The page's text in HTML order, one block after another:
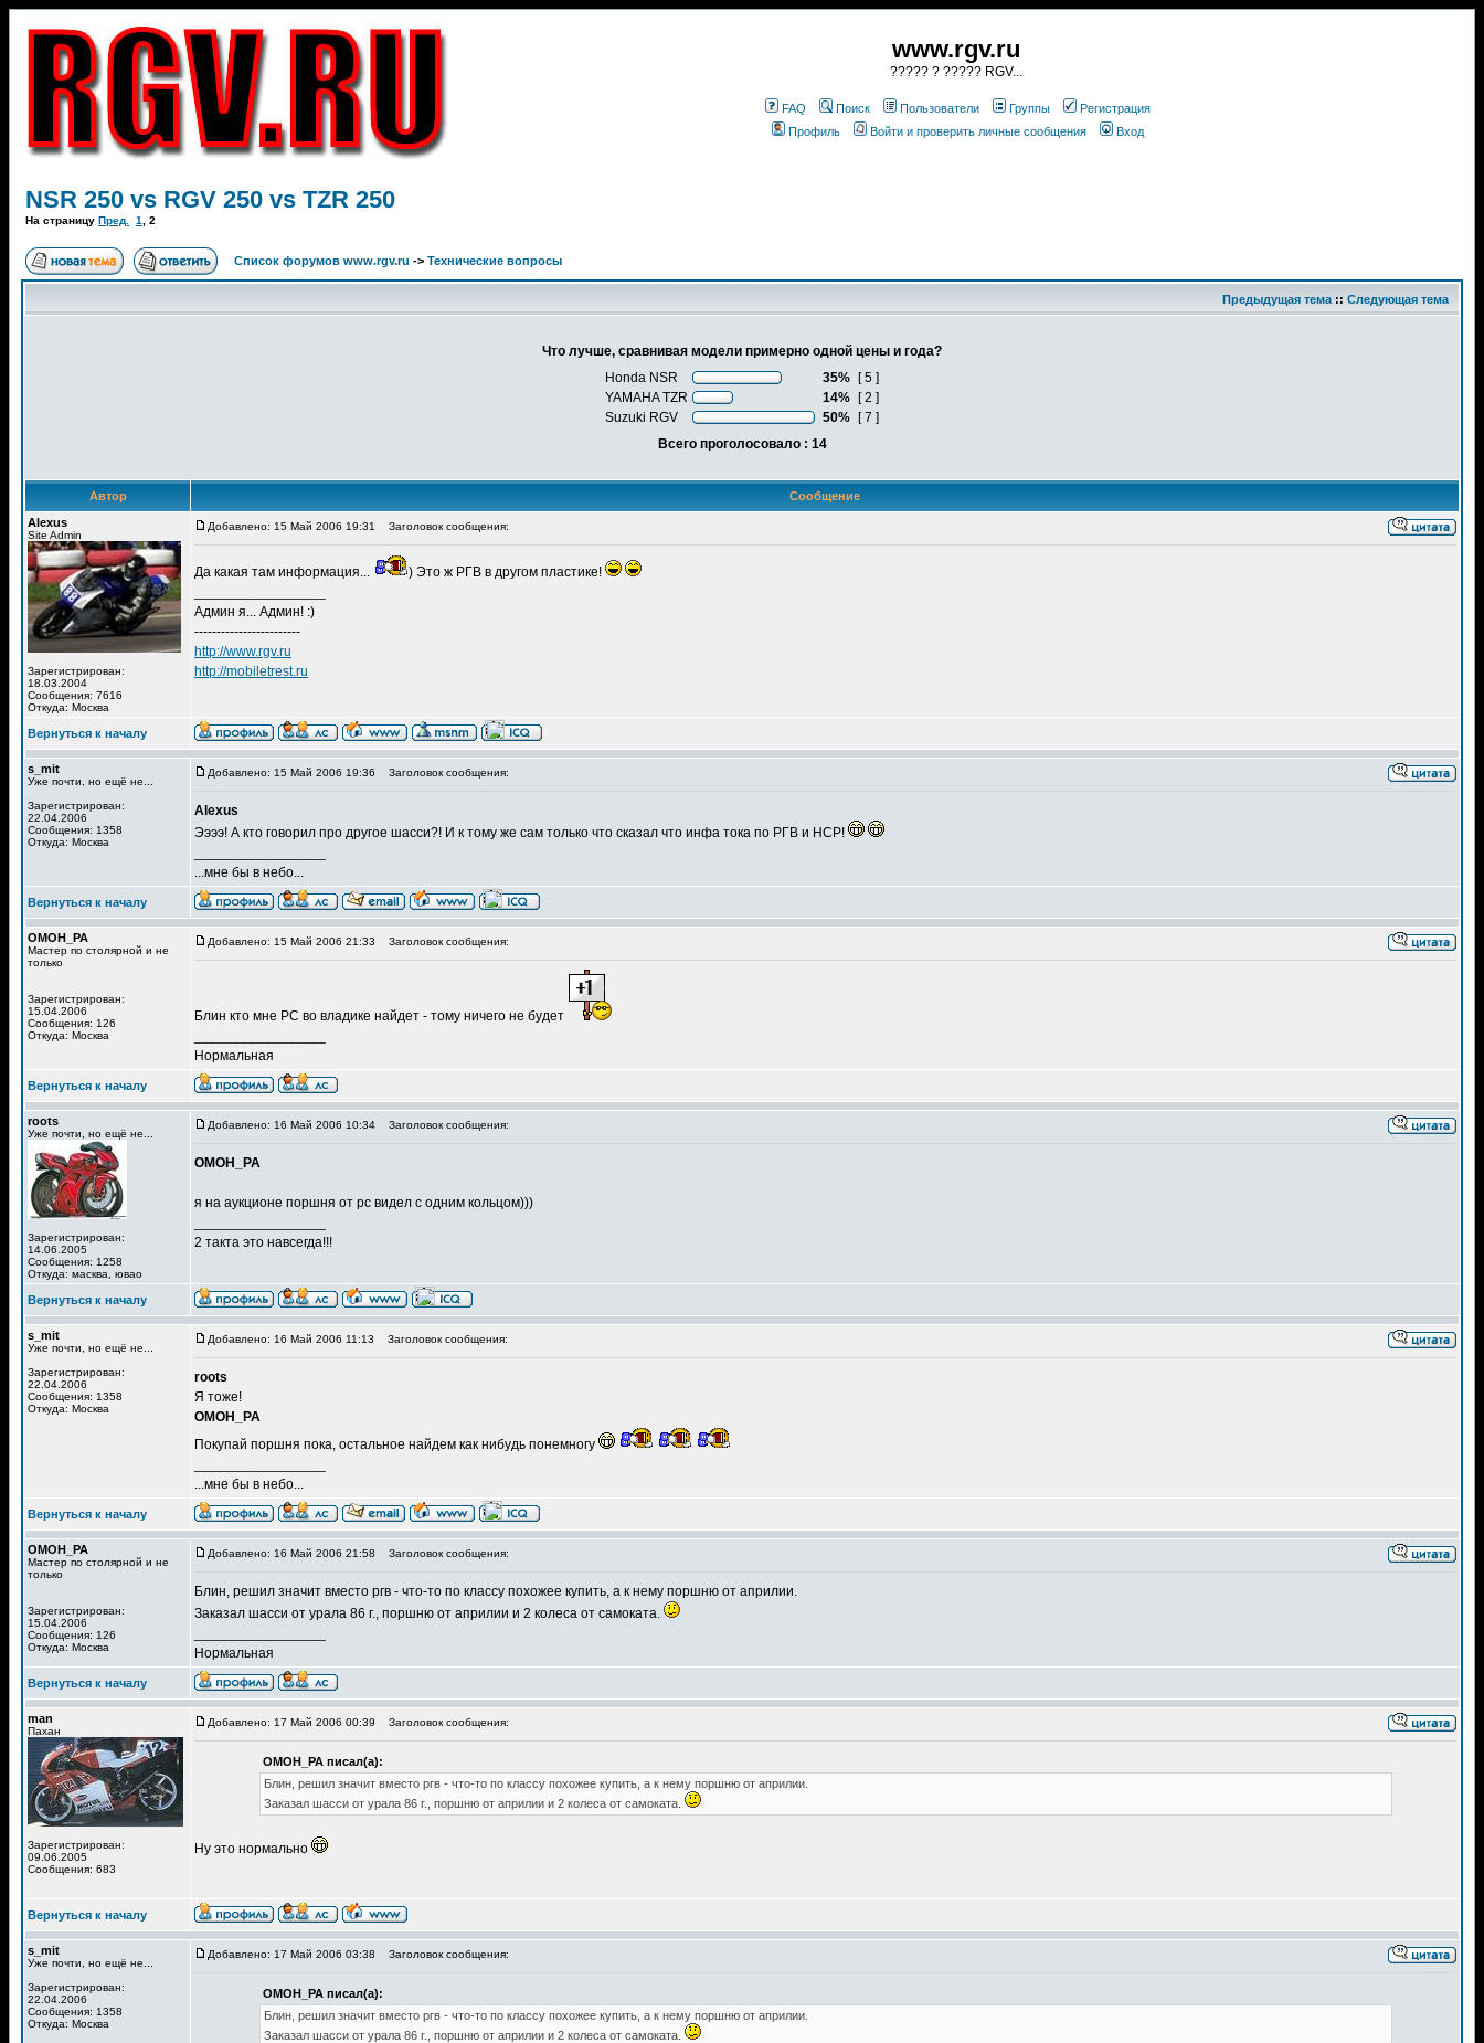
www.rgv.ru
????? ? ????? RGV...
FAQ Поиск Пользователи Группы
Регистрация
Профиль
Войти и проверить личные сообщения Вход
NSR 250 vs RGV 250 vs TZR 250
На страницу Пред. 1 2
Список форумов www.rgv.ru -> Технические вопросы
Предыдущая тема :: Следующая тема
Что лучше, сравнивая модели примерно одной цены и года?
Honda NSR
35%
[ 5 ]
YAMAHA TZR
14%
[ 2 ]
Suzuki RGV
50%
[ 7 ]
Всего проголосовало : 14
Автор
Сообщение
Alexus
Site Admin
Зарегистрирован:
18.03.2004
Сообщения: 7616
Откуда: Москва
Добавлено: 15 Май 2006 19:31 Заголовок сообщения:
Да какая там информация...
) Это ж РГВ в другом пластике!
Админ я... Админ! :)
------------------------
http://www.rgv.ru
http://mobiletrest.ru
Вернуться к началу
s_mit
Уже почти, но ещё не...
Зарегистрирован:
22.04.2006
Сообщения: 1358
Откуда: Москва
Добавлено: 15 Май 2006 19:36 Заголовок сообщения:
Alexus
Ээээ! А кто говорил про другое шасси?! И к тому же сам только что сказал что инфа тока по РГВ и НСР!
...мне бы в небо...
Вернуться к началу
OMOH_PA
Мастер по столярной и не
только
Зарегистрирован:
15.04.2006
Сообщения: 126
Откуда: Москва
Добавлено: 15 Май 2006 21:33 Заголовок сообщения:
Блин кто мне РС во владике найдет - тому ничего не будет
Нормальная
Вернуться к началу
roots
Уже почти, но ещё не...
Зарегистрирован:
14.06.2005
Сообщения: 1258
Откуда: масква, ювао
Добавлено: 16 Май 2006 10:34 Заголовок сообщения:
OMOH_PA
я на аукционе поршня от рс видел с одним кольцом)))
2 такта это навсегда!!!
Вернуться к началу
s_mit
Уже почти, но ещё не...
Зарегистрирован:
22.04.2006
Сообщения: 1358
Откуда: Москва
Добавлено: 16 Май 2006 11:13 Заголовок сообщения:
roots
Я тоже!
OMOH_PA
Покупай поршня пока, остальное найдем как нибудь понемногу
...мне бы в небо...
Вернуться к началу
OMOH_PA
Мастер по столярной и не
только
Зарегистрирован:
15.04.2006
Сообщения: 126
Откуда: Москва
Добавлено: 16 Май 2006 21:58 Заголовок сообщения:
Блин, решил значит вместо ргв - что-то по классу похожее купить, а к нему поршню от априлии.
Заказал шасси от урала 86 г., поршню от априлии и 2 колеса от самоката.
Нормальная
Вернуться к началу
man
Пахан
Зарегистрирован:
09.06.2005
Сообщения: 683
Добавлено: 17 Май 2006 00:39 Заголовок сообщения:
OMOH_PA писал(а):
Блин, решил значит вместо ргв - что-то по классу похожее купить, а к нему поршню от априлии.
Заказал шасси от урала 86 г., поршню от априлии и 2 колеса от самоката.
Ну это нормально
Вернуться к началу
s_mit
Уже почти, но ещё не...
Зарегистрирован:
22.04.2006
Сообщения: 1358
Откуда: Москва
Добавлено: 17 Май 2006 03:38 Заголовок сообщения:
OMOH_PA писал(а):
Блин, решил значит вместо ргв - что-то по классу похожее купить, а к нему поршню от априлии.
Заказал шасси от урала 86 г., поршню от априлии и 2 колеса от самоката.